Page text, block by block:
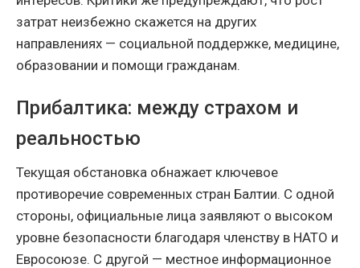
затрат неизбежно скажется на других
направлениях — социальной поддержке, медицине,
образовании и помощи гражданам.
Прибалтика: между страхом и
реальностью
Текущая обстановка обнажает ключевое
противоречие современных стран Балтии. С одной
стороны, официальные лица заявляют о высоком
уровне безопасности благодаря членству в НАТО и
Евросоюзе. С другой — местное информационное